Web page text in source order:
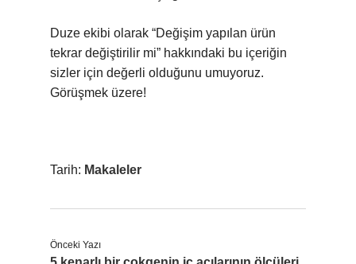
Duze ekibi olarak “Değişim yapılan ürün
tekrar değiştirilir mi” hakkındaki bu içeriğin
sizler için değerli olduğunu umuyoruz.
Görüşmek üzere!
Tarih: Makaleler
Önceki Yazı